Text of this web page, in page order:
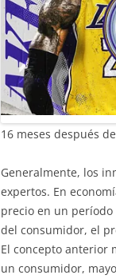
16 meses después
Generalmente, los
expertos. En
precio en un
del consumidor, el
El concepto anterior
un consumidor,